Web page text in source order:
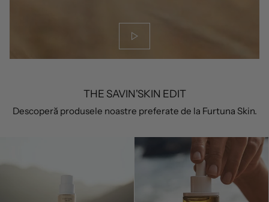
THE SAVIN'SKIN EDIT
Descoperă produsele noastre preferate de la Furtuna Skin.